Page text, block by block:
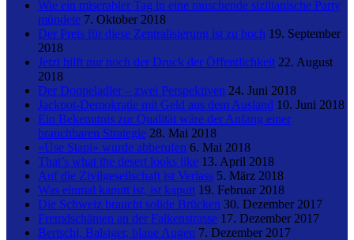
Wie ein miserabler Tag in eine rauschende sizilianische Party
mündete 7. Oktober 2018
Der Preis für diese Zentralisierung ist zu hoch 19. September
2018
Jetzt hilft nur noch der Druck der Öffentlichkeit 22. August
2018
Der Doppeladler – zwei Perspektiven 24. Juni 2018
Jackpot-Demokratie mit Geld aus dem Ausland 10. Juni 2018
Ein Bekenntnis zur Qualität wäre der Anfang einer
brauchbaren Strategie 28. Mai 2018
«Üse Stapi» wurde abberufen 6. Mai 2018
That’s what the desert looks like 13. April 2018
Auf die Zivilgesellschaft ist Verlass 5. März 2018
Was einmal kaputt ist, ist kaputt 19. Februar 2018
Die Schweiz braucht solide Brücken 30. Dezember 2017
Fremdschämen an der Falkenstrasse 17. Dezember 2017
Bertschi, Balsiger, blaue Augen 7. Dezember 2017